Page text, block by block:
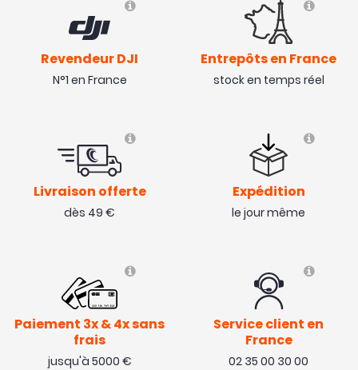
Revendeur DJI
N°1 en France
Entrepôts en France
stock en temps réel
Livraison offerte
dès 49 €
Expédition
le jour même
Paiement 3x & 4x sans
frais
jusqu'à 5000 €
Service client en
France
02 35 00 30 00